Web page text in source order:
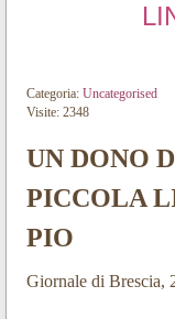
Categoria: Uncategorised
Visite: 2348
UN DONO
PICCOLA
PIO
Giornale di Brescia,